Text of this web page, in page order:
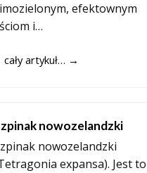
efektownym
i…
cały artykuł… →
nowozelandzki
nowozelandzki
expansa). Jest to